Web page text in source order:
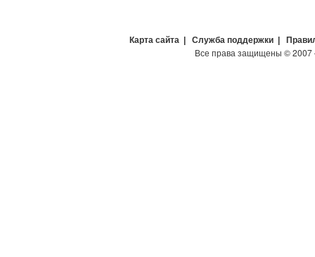
Карта сайта | Служба поддержки |
Все права защищены ©2007